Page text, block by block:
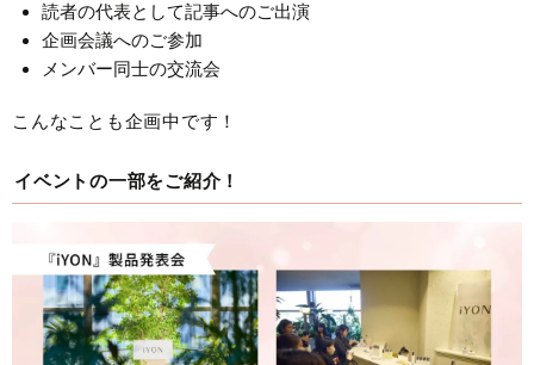
読者の代表として記事へのご出演
企画会議へのご参加
メンバー同士の交流会
こんなことも企画中です！
イベントの一部をご紹介！